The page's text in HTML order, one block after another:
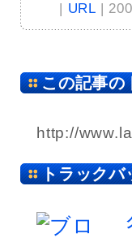
| URL |
この記事の
http://
トラックバ